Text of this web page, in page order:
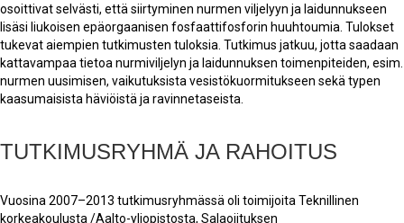
osoittivat selvästi, että siirtyminen nurmen viljelyyn ja laidunnukseen
lisäsi liukoisen epäorgaanisen fosfaattifosforin huuhtoumia. Tulokset
tukevat aiempien tutkimusten tuloksia. Tutkimus jatkuu, jotta saadaan
kattavampaa tietoa nurmiviljelyn ja laidunnuksen toimenpiteiden, esim.
nurmen uusimisen, vaikutuksista vesistökuormitukseen sekä typen
kaasumaisista häviöistä ja ravinnetaseista.
TUTKIMUSRYHMÄ JA RAHOITUS
Vuosina 2007–2013 tutkimusryhmässä oli toimijoita Teknillinen
korkeakoulusta /Aalto-yliopistosta, Salaojituksen